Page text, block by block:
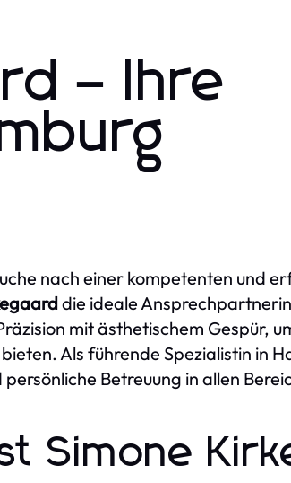
– Ihre
nach einer kompetenten und
die ideale
mit ästhetischem Gespür,
Als führende Spezialistin in
Betreuung in allen
Simone